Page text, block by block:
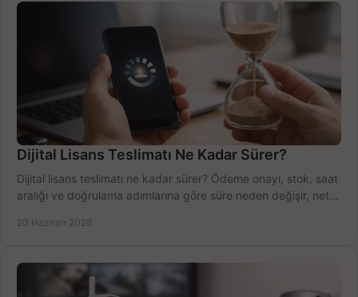
Dijital Lisans Teslimatı Ne Kadar Sürer?
Dijital lisans teslimatı ne kadar sürer? Ödeme onayı, stok, saat
aralığı ve doğrulama adımlarına göre süre neden değişir, net
20 Haziran 2026